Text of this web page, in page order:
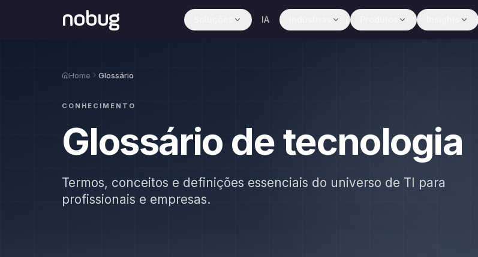
nobug IA
Home Glossário
CONHECIMENTO
Glossário de tecnologia
Termos, conceitos e definições essenciais do universo de TI para
profissionais e empresas.